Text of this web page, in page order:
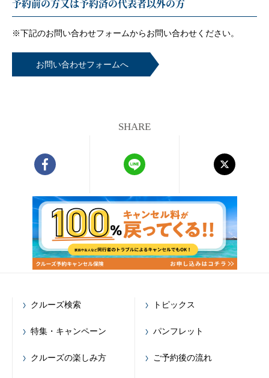
予約前の方又は予約済の代表者以外の方
※下記のお問い合わせフォームからお問い合わせください。
お問い合わせフォームへ
SHARE
クルーズ検索
特集・キャンペーン
クルーズの楽しみ方
トピックス
パンフレット
ご予約後の流れ